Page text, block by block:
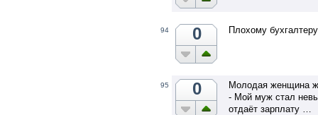
94 0 Плохому
95 0
Молодая женщина
- Мой муж стал
отдаёт зарплату …